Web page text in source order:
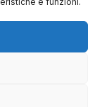
legale
digitale